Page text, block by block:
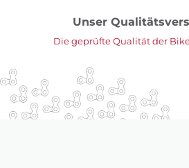
Unser
Die geprüfte Qualität der